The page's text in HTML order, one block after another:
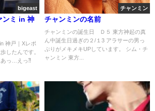
bigeast
ンミ in 神
神戸｜Xレポ
したんです。
あっ…えっ⁈
チャンミン
チャンミンの名前
チャンミンの誕生日 Ｄ５ 東方神起の真
ん中誕生日過ぎの２/１3 アラサーの男っ
ぷりがメキメキUPしています。 シム・チ
ャンミン 東方...